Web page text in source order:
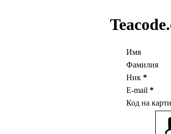
Имя
Фамилия
Ник *
E-mail *
Код на